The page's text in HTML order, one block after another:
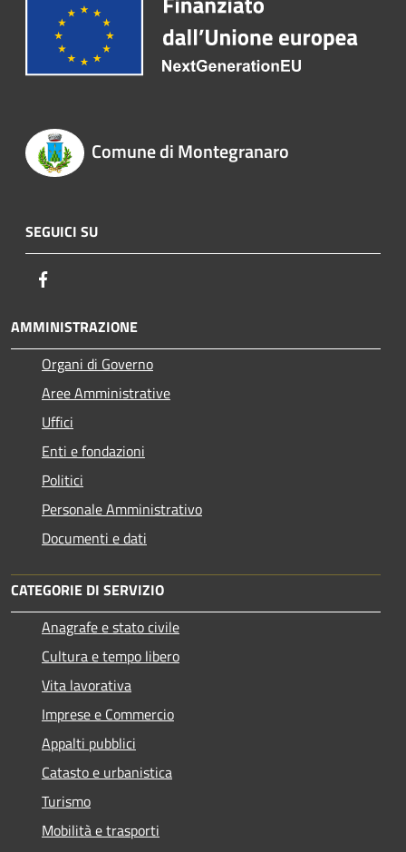
Comune di Montegranaro
SEGUICI SU
AMMINISTRAZIONE
Organi di Governo
Aree Amministrative
Uffici
Enti e fondazioni
Politici
Personale Amministrativo
Documenti e dati
CATEGORIE DI SERVIZIO
Anagrafe e stato civile
Cultura e tempo libero
Vita lavorativa
Imprese e Commercio
Appalti pubblici
Catasto e urbanistica
Turismo
Mobilità e trasporti